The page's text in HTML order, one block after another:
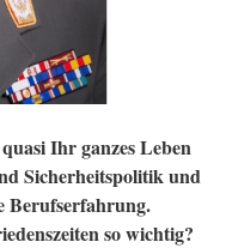
Ihr ganzes Leben
Sicherheitspolitik und
Berufserfahrung.
so wichtig?